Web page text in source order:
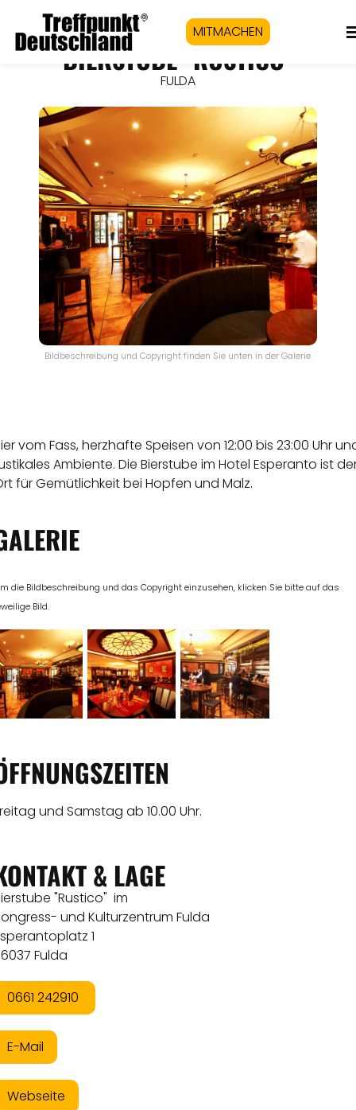
MITMACHEN
BIERSTUBE "RUSTICO"
FULDA
Bildbeschreibung und Copyright finden Sie unten in der Galerie.
vom Fass, herzhafte Speisen von 12:00 bis 23:00 Uhr
Ambiente. Die Bierstube im Hotel Esperanto ist
für Gemütlichkeit bei Hopfen und Malz.
die Bildbeschreibung und das Copyright einzusehen, klicken Sie bitte auf das
Bild.
und Samstag ab 10.00 Uhr.
& LAGE
"Rustico" im
und Kulturzentrum Fulda
1
Fulda
0661 242910
E-Mail
Webseite